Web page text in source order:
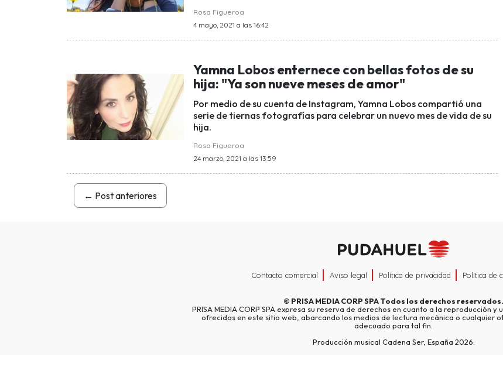
Rosa Figueroa
4 mayo, 2021 a las 16:42
Yamna Lobos enternece con bellas fotos de su
hija: "Ya son nueve meses de amor"
Por medio de su cuenta de Instagram, Yamna Lobos compartió una
serie de tiernas fotografías para celebrar un nuevo mes de vida de su
hija.
Rosa Figueroa
24 marzo, 2021 a las 13:59
← Post anteriores
Contacto comercial Aviso legal Política de privacidad Política de
© PRISA MEDIA CORP SPATodos los derechos reservados.
PRISA MEDIA CORP SPA expresa su reserva de derechos en cuanto a la reproducción y
ofrecidos en este sitio web, abarcando los medios de lectura mecánica o cualquier
adecuado para tal fin.
Producción musical Cadena Ser, España 2026.